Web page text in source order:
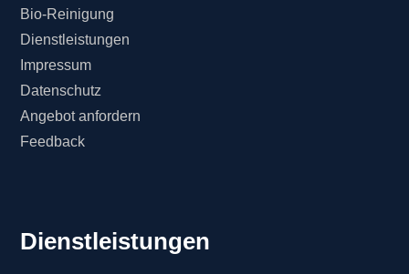
Bio-Reinigung
Dienstleistungen
Impressum
Datenschutz
Angebot anfordern
Feedback
Dienstleistungen